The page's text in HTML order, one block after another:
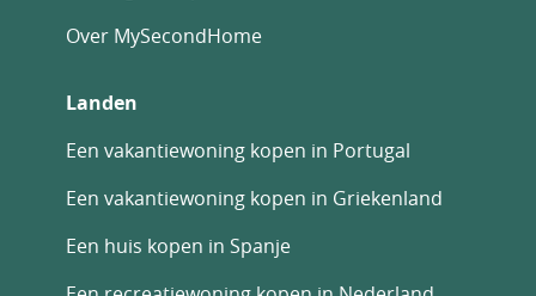
Over MySecondHome
Landen
Een vakantiewoning kopen in Portugal
Een vakantiewoning kopen in Griekenland
Een huis kopen in Spanje